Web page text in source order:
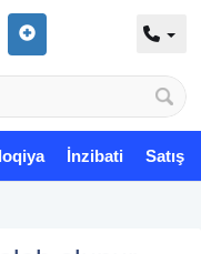
İnzibati Satış